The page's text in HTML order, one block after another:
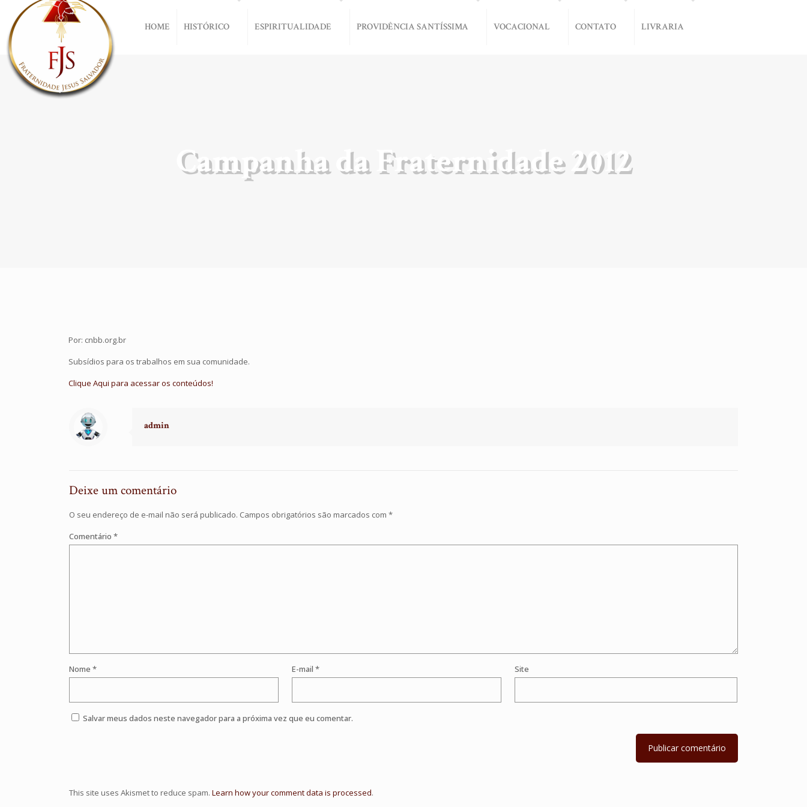
HOME HISTÓRICO ESPIRITUALIDADE PROVIDÊNCIA SANTÍSSIMA VOCACIONAL CONTATO LIVRARIA
Campanha da Fraternidade 2012
Por: cnbb.org.br
Subsídios para os trabalhos em sua comunidade.
Clique Aqui para acessar os conteúdos!
admin
Deixe um comentário
O seu endereço de e-mail não será publicado. Campos obrigatórios são marcados com *
Comentário *
Nome * E-mail * Site
Salvar meus dados neste navegador para a próxima vez que eu comentar.
This site uses Akismet to reduce spam. Learn how your comment data is processed.